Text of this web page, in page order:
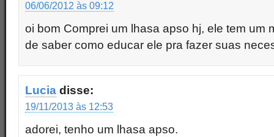
06/06/2012 às 09:12
oi bom Comprei um lhasa apso hj, ele tem um
de saber como educar ele pra fazer suas
Lucia disse:
19/11/2013 às 12:53
adorei, tenho um lhasa apso.